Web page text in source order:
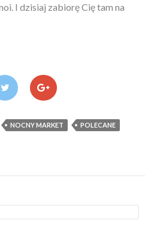
I dzisiaj zabiorę Cię tam na
NOCNY MARKET
POLECANE